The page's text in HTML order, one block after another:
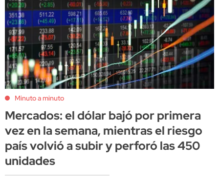
Minuto a minuto
Mercados: el dólar bajó por primera
vez en la semana, mientras el riesgo
país volvió a subir y perforó las 450
unidades